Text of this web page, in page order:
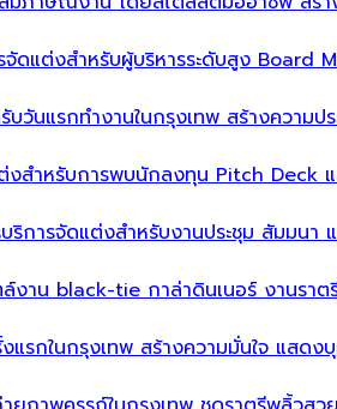
จัดแต่งสำหรับผู้บริหารระดับสูง Board
บวันแรกทำงานในกรุงเทพ สร้างความป
งสำหรับการพบนักลงทุน Pitch Deck
บริการจัดแต่งสำหรับงานประชุม สัมมนา
งาน black-tie กาล่าดินเนอร์ งานรา
แรกในกรุงเทพ สร้างความมั่นใจ แสด